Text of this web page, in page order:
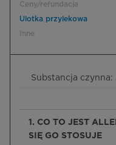
Ceny/refundacja
Ulotka przylekowa
Inne
Substancja
1. CO TO JEST
SIĘ GO STOSUJE